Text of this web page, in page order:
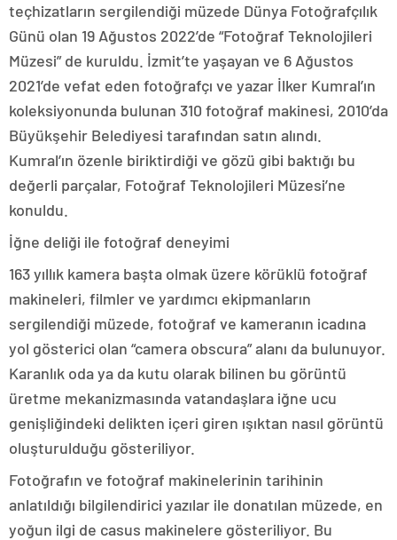
teçhizatların sergilendiği müzede Dünya Fotoğrafçılık
Günü olan 19 Ağustos 2022’de “Fotoğraf Teknolojileri
Müzesi” de kuruldu. İzmit’te yaşayan ve 6 Ağustos
2021’de vefat eden fotoğrafçı ve yazar İlker Kumral’ın
koleksiyonunda bulunan 310 fotoğraf makinesi, 2010’da
Büyükşehir Belediyesi tarafından satın alındı.
Kumral’ın özenle biriktirdiği ve gözü gibi baktığı bu
değerli parçalar, Fotoğraf Teknolojileri Müzesi’ne
konuldu.
İğne deliği ile fotoğraf deneyimi
163 yıllık kamera başta olmak üzere körüklü fotoğraf
makineleri, filmler ve yardımcı ekipmanların
sergilendiği müzede, fotoğraf ve kameranın icadına
yol gösterici olan “camera obscura” alanı da bulunuyor.
Karanlık oda ya da kutu olarak bilinen bu görüntü
üretme mekanizmasında vatandaşlara iğne ucu
genişliğindeki delikten içeri giren ışıktan nasıl görüntü
oluşturulduğu gösteriliyor.
Fotoğrafın ve fotoğraf makinelerinin tarihinin
anlatıldığı bilgilendirici yazılar ile donatılan müzede, en
yoğun ilgi de casus makinelere gösteriliyor. Bu